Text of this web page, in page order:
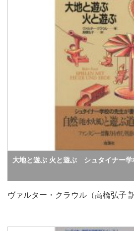
大地と遊ぶ 火と遊ぶ シュタイナー学
ヴァルター・クラウル（高橋弘子 訳